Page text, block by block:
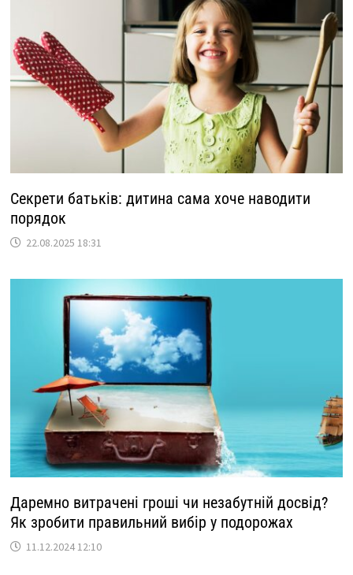
Секрети батьків: дитина сама хоче наводити
порядок
22.08.2025 18:31
Даремно витрачені гроші чи незабутній досвід?
Як зробити правильний вибір у подорожах
11.12.2024 12:10